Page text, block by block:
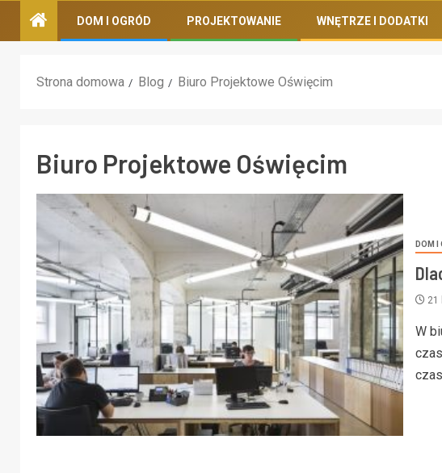
DOM I OGRÓD PROJEKTOWANIE WNĘTRZE I DODATKI
Strona domowa Blog Biuro Projektowe Oświęcim
Biuro Projektowe Oświęcim
DOM I
21
W